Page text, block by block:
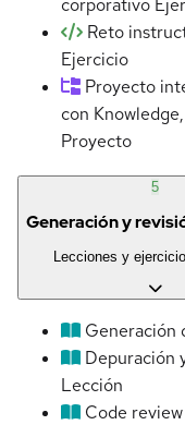
corporativo
Reto
Ejercicio
Proyecto
con
Proyecto
5
Generación y
Lecciones y
Generación
Depuración
Lección
Code